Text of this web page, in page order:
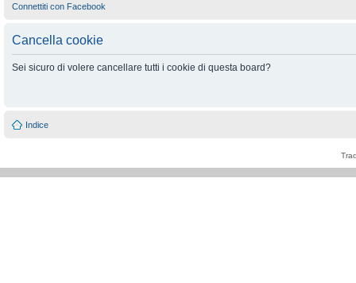
Connettiti con Facebook
Cancella cookie
Sei sicuro di volere cancellare tutti i cookie di questa board?
Indice